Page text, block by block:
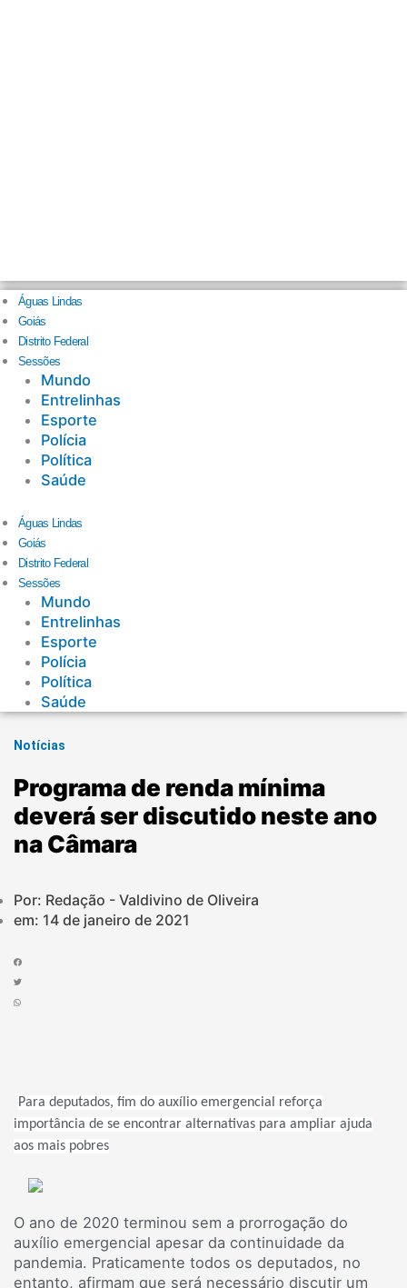
Águas Lindas
Goiás
Distrito Federal
Sessões
Mundo
Entrelinhas
Esporte
Polícia
Política
Saúde
Águas Lindas
Goiás
Distrito Federal
Sessões
Mundo
Entrelinhas
Esporte
Polícia
Política
Saúde
Notícias
Programa de renda mínima
deverá ser discutido neste ano
na Câmara
Por: Redação - Valdivino de Oliveira
em: 14 de janeiro de 2021
Para deputados, fim do auxílio emergencial reforça
importância de se encontrar alternativas para ampliar ajuda
aos mais pobres
O ano de 2020 terminou sem a prorrogação do
auxílio emergencial apesar da continuidade da
pandemia. Praticamente todos os deputados, no
entanto, afirmam que será necessário discutir um